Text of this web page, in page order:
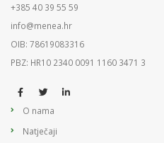
+385 40 39 55 59
info@menea.hr
OIB: 78619083316
PBZ: HR10 2340 0091 1160 3471 3
O nama
Natječaji